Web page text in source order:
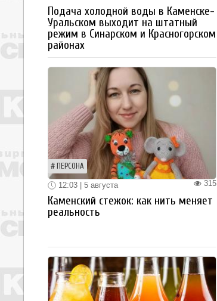
Подача холодной воды в Каменске-
Уральском выходит на штатный
режим в Синарском и Красногорском
районах
ПЕРСОНА
315
12:03 | 5 августа
Каменский стежок: как нить меняет
реальность